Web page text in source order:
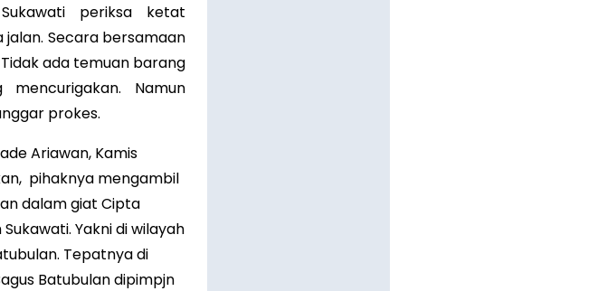
periksa ketat
Secara bersamaan
ada temuan barang
Namun
prokes.
Ariawan, Kamis
pihaknya mengambil
dalam giat Cipta
Yakni di wilayah
Tepatnya di
Batubulan dipimpjn